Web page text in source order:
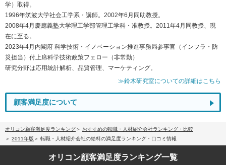
学）取得。
1996年筑波大学社会工学系・講師。2002年6月同助教授。
2008年4月慶應義塾大学理工学部管理工学科・准教授。2011年4月同教授、現
在に至る。
2023年4月内閣府 科学技術・イノベーション推進事務局参事官（インフラ・防
災担当）付上席科学技術政策フェロー（非常勤）
研究分野は応用統計解析、品質管理、マーケティング。
≫鈴木研究室についての詳細はこちら
顧客満足度について
オリコン顧客満足度ランキング
おすすめの転職・人材紹介会社ランキング・比較
2011年版
転職・人材紹介会社の給料の満足度ランキング・口コミ情報
オリコン顧客満足度ランキング一覧